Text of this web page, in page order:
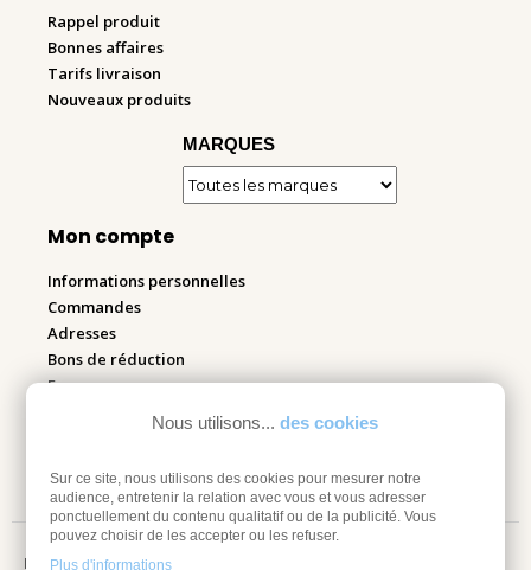
Nous utilisons... des cookies
Sur ce site, nous utilisons des cookies pour mesurer notre
audience, entretenir la relation avec vous et vous adresser
ponctuellement du contenu qualitatif ou de la publicité. Vous
pouvez choisir de les accepter ou les refuser.
Plus d'informations
Rappel produit
Bonnes affaires
Tarifs livraison
Nouveaux produits
MARQUES
Mon compte
Informations personnelles
Commandes
Adresses
Bons de réduction
Espace pro
Mentions légales